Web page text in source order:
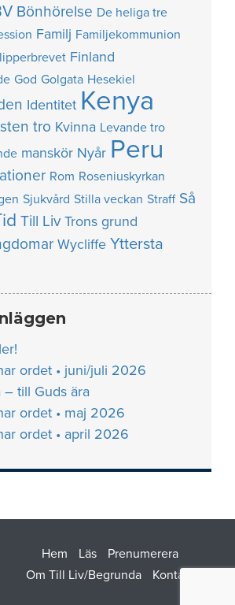
Bönhörelse De heliga tre
Familj Familjekommunion
Finland
God Golgata Hesekiel
Identitet Kenya
tro Kvinna Levande tro
manskör Nyår Peru
Rom Roseniuskyrkan
Sjukvård Stilla veckan Straff Så
Till Liv Trons grund
Wycliffe Yttersta
ordet • juni/juli 2026
till Guds ära
ordet • maj 2026
ordet • april 2026
Hem Läs
Prenumerera
Om Till Liv/Begrunda
Kontakt